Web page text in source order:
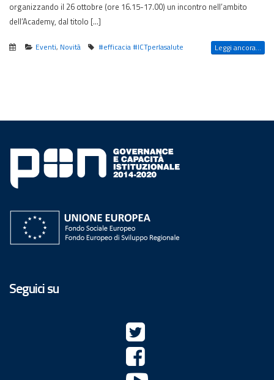
organizzando il 26 ottobre (ore 16.15-17.00) un incontro nell’ambito
dell’Academy, dal titolo […]
Eventi, Novità #efficacia #ICTperlasalute Leggi ancora...
Seguici su